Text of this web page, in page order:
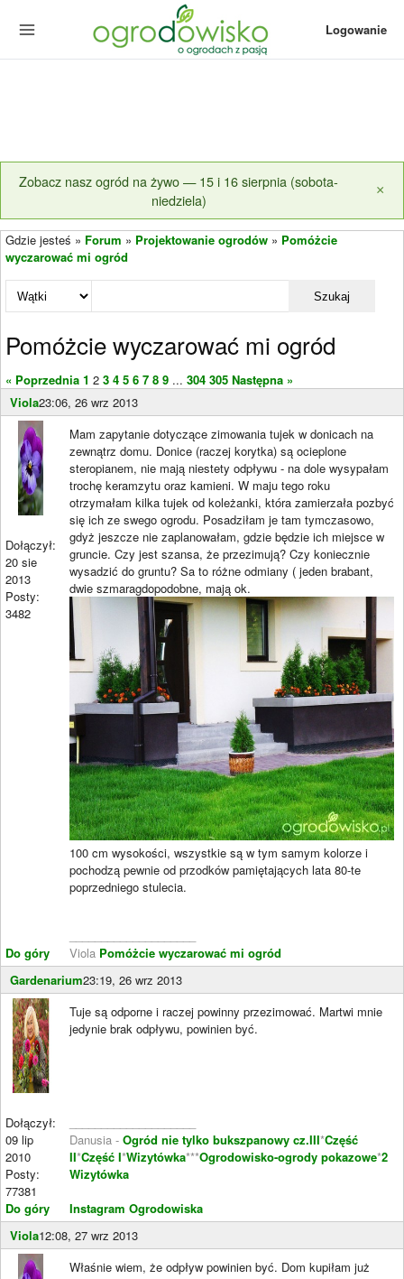
Logowanie
Zobacz nasz ogród na żywo — 15 i 16 sierpnia (sobota-
niedziela)
×
Gdzie jesteś » Forum » Projektowanie ogrodów » Pomóżcie
wyczarować mi ogród
Szukaj
Pomóżcie wyczarować mi ogród
« Poprzednia 1 2 3 4 5 6 7 8 9 ... 304 305 Następna »
Viola23:06, 26 wrz 2013
Dołączył:
20 sie
2013
Posty:
3482
Do góry
Mam zapytanie dotyczące zimowania tujek w donicach na
zewnątrz domu. Donice (raczej korytka) są ocieplone
steropianem, nie mają niestety odpływu - na dole wysypałam
trochę keramzytu oraz kamieni. W maju tego roku
otrzymałam kilka tujek od koleżanki, która zamierzała pozbyć
się ich ze swego ogrodu. Posadziłam je tam tymczasowo,
gdyż jeszcze nie zaplanowałam, gdzie będzie ich miejsce w
gruncie. Czy jest szansa, że przezimują? Czy koniecznie
wysadzić do gruntu? Sa to różne odmiany ( jeden brabant,
dwie szmaragdopodobne, mają ok.
100 cm wysokości, wszystkie są w tym samym kolorze i
pochodzą pewnie od przodków pamiętających lata 80-te
poprzedniego stulecia.
Viola Pomóżcie wyczarować mi ogród
Gardenarium23:19, 26 wrz 2013
Dołączył:
09 lip
2010
Posty:
77381
Do góry
Tuje są odporne i raczej powinny przezimować. Martwi mnie
jedynie brak odpływu, powinien być.
Danusia - Ogród nie tylko bukszpanowy cz.III*Część
II*Część I*Wizytówka***Ogrodowisko-ogrody pokazowe*2
Wizytówka
Instagram Ogrodowiska
Viola12:08, 27 wrz 2013
Właśnie wiem, że odpływ powinien być. Dom kupiłam już